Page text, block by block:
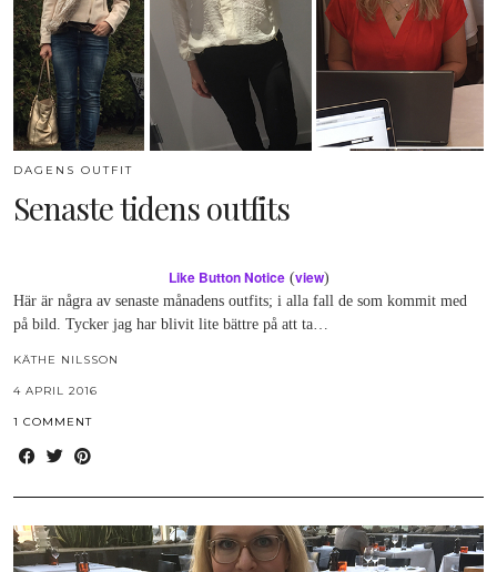
DAGENS OUTFIT
Senaste tidens outfits
Like Button Notice(view)
Här är några av senaste månadens outfits; i alla fall de som kommit med
på bild. Tycker jag har blivit lite bättre på att ta…
KÄTHE NILSSON
4 APRIL 2016
1 COMMENT